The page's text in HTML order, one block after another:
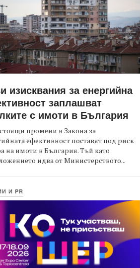
изисквания за енергийна
заплашват
с имоти в България
промени в Закона за
ефективност поставят под риск
на имоти в България. Тъй като
идва от Министерството...
И PR